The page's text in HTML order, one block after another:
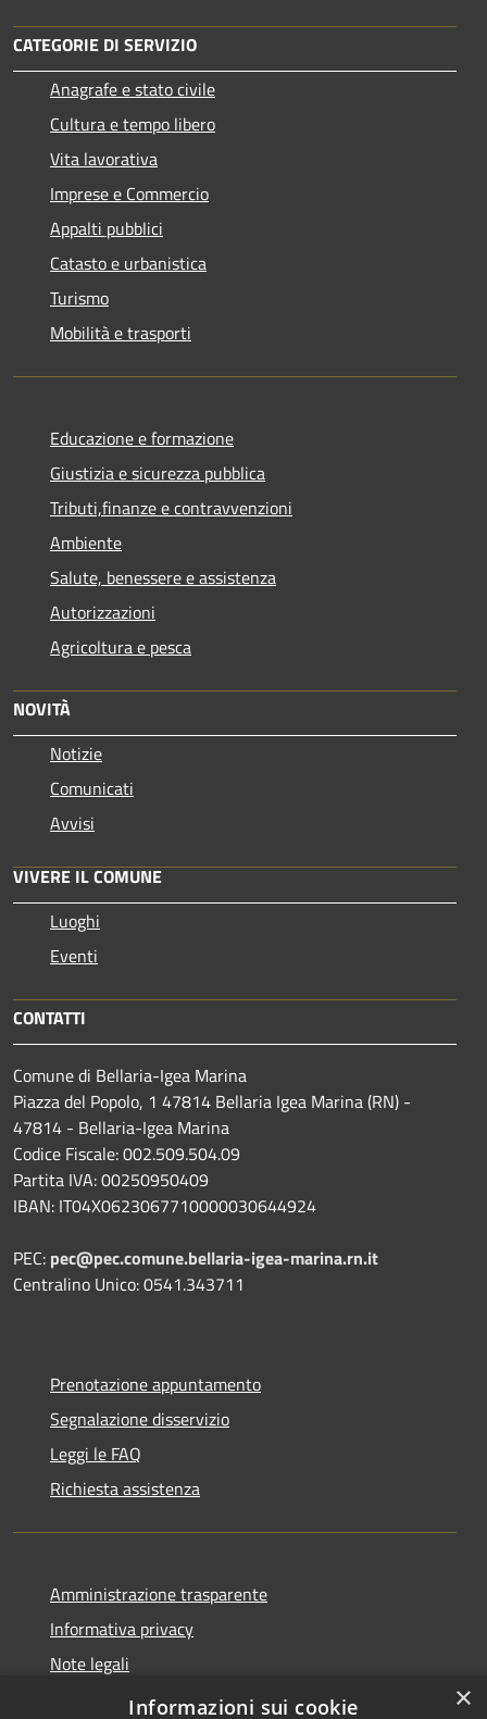
CATEGORIE DI SERVIZIO
Anagrafe e stato civile
Cultura e tempo libero
Vita lavorativa
Imprese e Commercio
Appalti pubblici
Catasto e urbanistica
Turismo
Mobilità e trasporti
Educazione e formazione
Giustizia e sicurezza pubblica
Tributi,finanze e contravvenzioni
Ambiente
Salute, benessere e assistenza
Autorizzazioni
Agricoltura e pesca
NOVITÀ
Notizie
Comunicati
Avvisi
VIVERE IL COMUNE
Luoghi
Eventi
CONTATTI
Comune di Bellaria-Igea Marina
Piazza del Popolo, 1 47814 Bellaria Igea Marina (RN) -
47814 - Bellaria-Igea Marina
Codice Fiscale: 002.509.504.09
Partita IVA: 00250950409
IBAN: IT04X0623067710000030644924
PEC: pec@pec.comune.bellaria-igea-marina.rn.it
Centralino Unico: 0541.343711
Prenotazione appuntamento
Segnalazione disservizio
Leggi le FAQ
Richiesta assistenza
Amministrazione trasparente
Informativa privacy
Note legali
Dichiarazione di accessibilità
×
Informazioni sui cookie